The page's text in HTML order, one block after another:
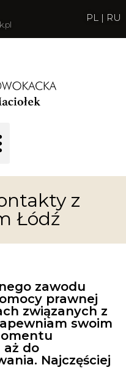
PL | RU
z
Łódź
zawodu
prawnej
związanych z
swoim
aż do
Najczęściej